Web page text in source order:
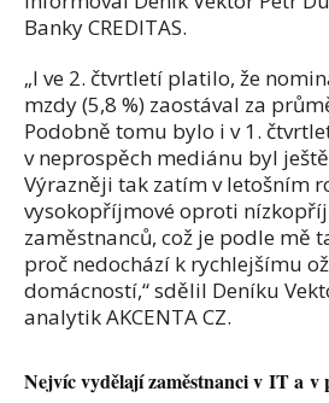
Banky CREDITAS.
„I ve 2. čtvrtletí platilo, že
mzdy (5,8 %) zaostával za
Podobně tomu bylo i v 1.
v neprospěch mediánu byl
Výrazněji tak zatím v letošním
vysokopříjmové oproti
zaměstnanců, což je podle mě
proč nedochází k rychlejšímu
domácností,“ sdělil Deníku
analytik AKCENTA CZ.
Nejvíc vydělají zaměstnanci v IT a v